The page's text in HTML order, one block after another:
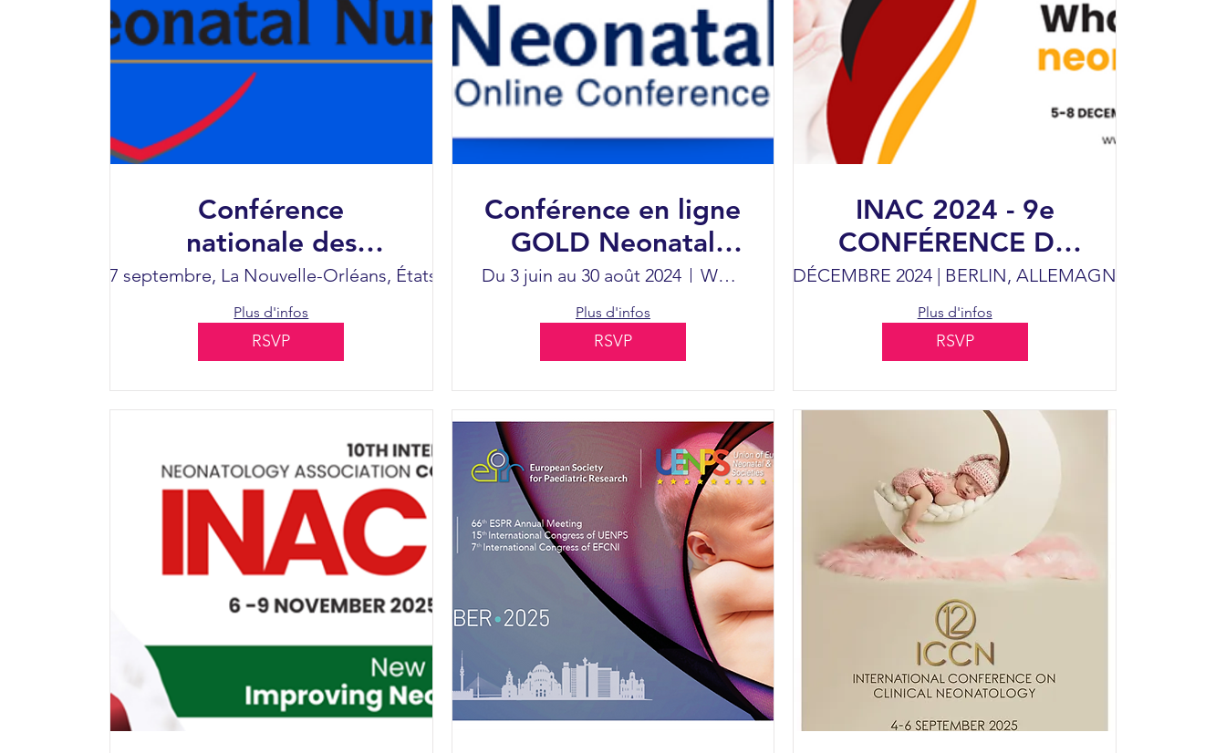
Conférence
nationale des
infirmières en
néonatalogie de
l'automne 2024
Du 4 au 7 septembre, La Nouvelle-Orléans, États-Unis La Nouvelle-Orléans
Plus d'infos
RSVP
Conférence en ligne
GOLD Neonatal
2024
Du 3 juin au 30 août 2024 Webinaire
Plus d'infos
RSVP
INAC 2024 - 9e
CONFÉRENCE DE
L'ASSOCIATION
INTERNATIONALE
DE
5-8 DÉCEMBRE 2024 | BERLIN, ALLEMAGNE
Plus d'infos
RSVP